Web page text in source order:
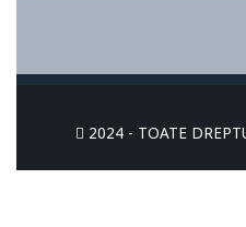
2024 - TOATE